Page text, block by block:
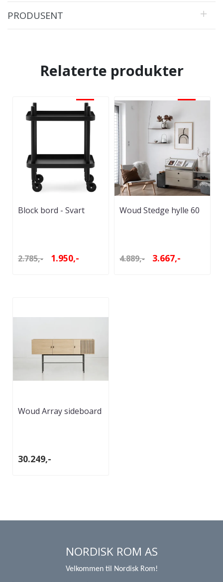
PRODUSENT
Relaterte produkter
-30%
Block bord - Svart
2.785,- 1.950,-
Woud Stedge hylle 60
4.889,- 3.667,-
Woud Array sideboard
30.249,-
NORDISK ROM AS
Velkommen til Nordisk Rom!